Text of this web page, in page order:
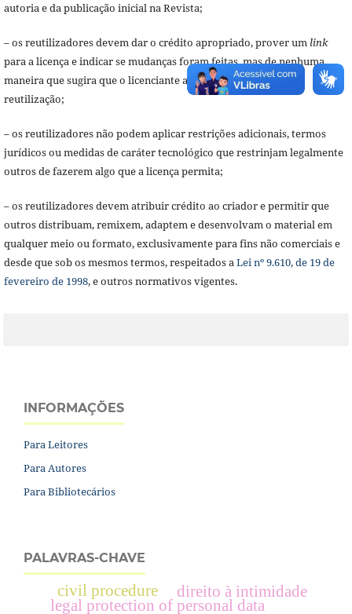
autoria e da publicação inicial na Revista;
– os reutilizadores devem dar o crédito apropriado, prover um link
para a licença e indicar se mudanças foram feitas, mas de nenhuma
maneira que sugira que o licenciante apoia o reutilizador ou a
reutilização;
– os reutilizadores não podem aplicar restrições adicionais, termos
jurídicos ou medidas de caráter tecnológico que restrinjam legalmente
outros de fazerem algo que a licença permita;
– os reutilizadores devem atribuir crédito ao criador e permitir que
outros distribuam, remixem, adaptem e desenvolvam o material em
qualquer meio ou formato, exclusivamente para fins não comerciais e
desde que sob os mesmos termos, respeitados aLei nº 9.610, de 19 de
fevereiro de 1998, e outros normativos vigentes.
INFORMAÇÕES
Para Leitores
Para Autores
Para Bibliotecários
PALAVRAS-CHAVE
legal protection of personal data
direito à intimidade
civil procedure